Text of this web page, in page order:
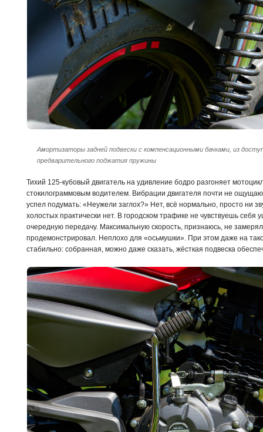
Амортизаторы задней подвески с компенсационными бачками, из
предварительного поджатия пружины
Тихий 125-кубовый двигатель на удивление бодро разгоняет
стокилограммовым водителем. Вибрации двигателя почти не
успел подумать: «Неужели заглох?» Нет, всё нормально, просто ни
холостых практически нет. В городском трафике не чувствуешь
очередную передачу. Максимальную скорость, признаюсь, не
продемонстрировал. Неплохо для «осьмушки». При этом даже на
стабильно: собранная, можно даже сказать, жёсткая подвеска